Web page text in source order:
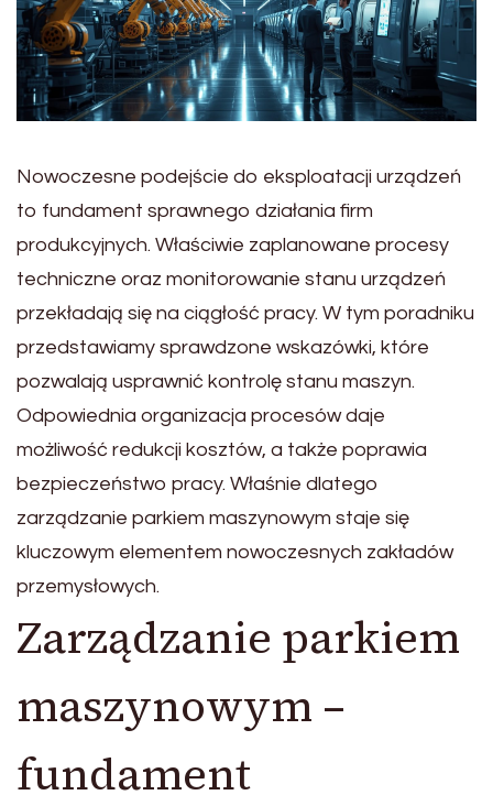
Nowoczesne podejście do eksploatacji urządzeń
to fundament sprawnego działania firm
produkcyjnych. Właściwie zaplanowane procesy
techniczne oraz monitorowanie stanu urządzeń
przekładają się na ciągłość pracy. W tym poradniku
przedstawiamy sprawdzone wskazówki, które
pozwalają usprawnić kontrolę stanu maszyn.
Odpowiednia organizacja procesów daje
możliwość redukcji kosztów, a także poprawia
bezpieczeństwo pracy. Właśnie dlatego
zarządzanie parkiem maszynowym staje się
kluczowym elementem nowoczesnych zakładów
przemysłowych.
Zarządzanie parkiem
maszynowym –
fundament